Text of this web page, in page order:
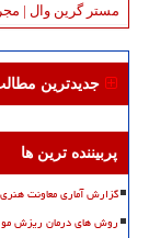
مستر گرین وال |
جدیدترین
پربیننده ترین ها
گزارش آماری معاونت هنری بعد از ترک
روش های درمان ریزش مو